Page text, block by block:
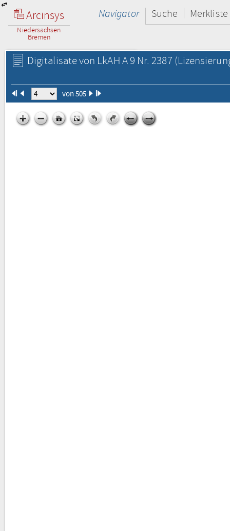
Arcinsys
Niedersachsen
Bremen
Navigator Suche Merkliste
Digitalisate von LkAH A 9 Nr. 2387
von 505